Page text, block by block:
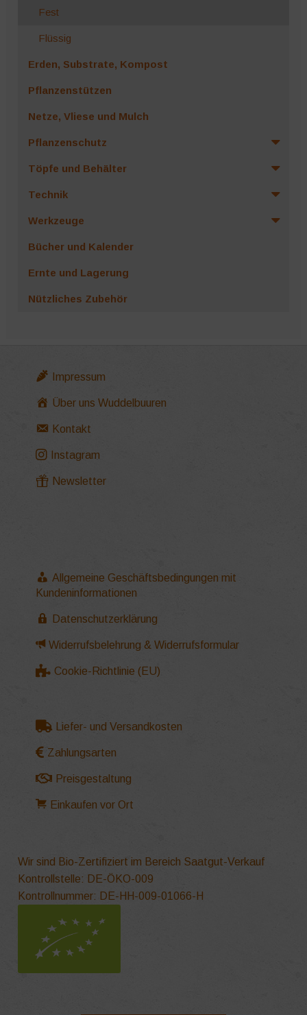
Fest
Flüssig
Erden, Substrate, Kompost
Pflanzenstützen
Netze, Vliese und Mulch
Pflanzenschutz
Töpfe und Behälter
Technik
Werkzeuge
Bücher und Kalender
Ernte und Lagerung
Nützliches Zubehör
Impressum
Über uns Wuddelbuuren
Kontakt
Instagram
Newsletter
Allgemeine Geschäftsbedingungen mit
Kundeninformationen
Datenschutzerklärung
Widerrufsbelehrung & Widerrufsformular
Cookie-Richtlinie (EU)
Liefer- und Versandkosten
Zahlungsarten
Preisgestaltung
Einkaufen vor Ort
Wir sind Bio-Zertifiziert im Bereich Saatgut-Verkauf
Kontrollstelle: DE-ÖKO-009
Kontrollnummer: DE-HH-009-01066-H